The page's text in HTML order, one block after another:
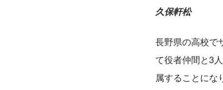
久保軒松
長野県の高校で
て役者仲間と3
属することにな